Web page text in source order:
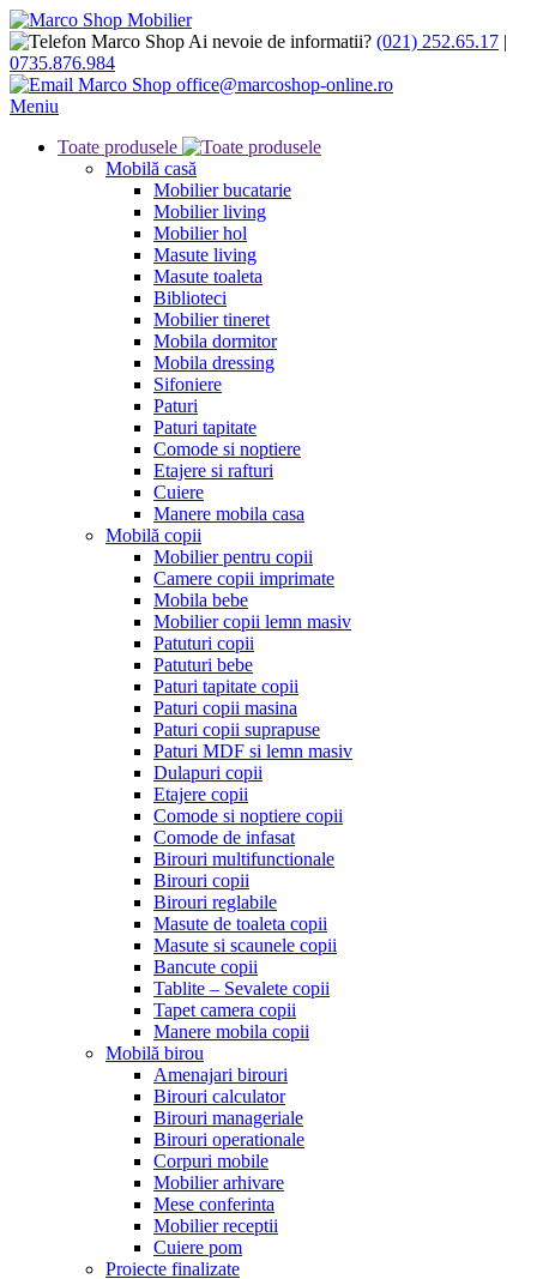
Ai nevoie de informatii? (021) 252.65.17 |
0735.876.984
office@marcoshop-online.ro
Meniu
Toate produsele
Mobilă casă
Mobilier bucatarie
Mobilier living
Mobilier hol
Masute living
Masute toaleta
Biblioteci
Mobilier tineret
Mobila dormitor
Mobila dressing
Sifoniere
Paturi
Paturi tapitate
Comode si noptiere
Etajere si rafturi
Cuiere
Manere mobila casa
Mobilă copii
Mobilier pentru copii
Camere copii imprimate
Mobila bebe
Mobilier copii lemn masiv
Patuturi copii
Patuturi bebe
Paturi tapitate copii
Paturi copii masina
Paturi copii suprapuse
Paturi MDF si lemn masiv
Dulapuri copii
Etajere copii
Comode si noptiere copii
Comode de infasat
Birouri multifunctionale
Birouri copii
Birouri reglabile
Masute de toaleta copii
Masute si scaunele copii
Bancute copii
Tablite – Sevalete copii
Tapet camera copii
Manere mobila copii
Mobilă birou
Amenajari birouri
Birouri calculator
Birouri manageriale
Birouri operationale
Corpuri mobile
Mobilier arhivare
Mese conferinta
Mobilier receptii
Cuiere pom
Proiecte finalizate